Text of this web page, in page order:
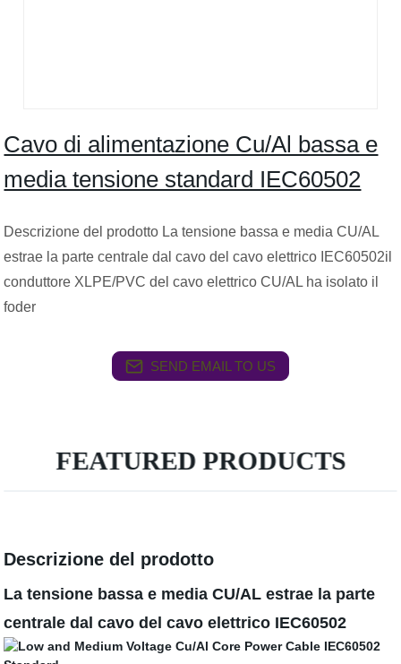
Cavo di alimentazione Cu/Al bassa e
media tensione standard IEC60502
Descrizione del prodotto La tensione bassa e media CU/AL
estrae la parte centrale dal cavo del cavo elettrico IEC60502il
conduttore XLPE/PVC del cavo elettrico CU/AL ha isolato il
foder
SEND EMAIL TO US
FEATURED PRODUCTS
Descrizione del prodotto
La tensione bassa e media CU/AL estrae la parte
centrale dal cavo del cavo elettrico IEC60502